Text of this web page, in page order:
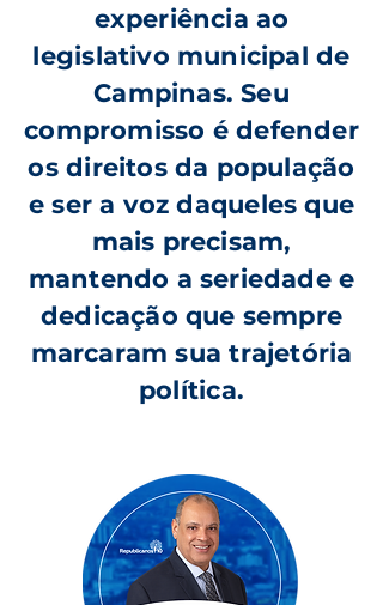
experiência ao
legislativo municipal de
Campinas. Seu
compromisso é defender
os direitos da população
e ser a voz daqueles que
mais precisam,
mantendo a seriedade e
dedicação que sempre
marcaram sua trajetória
política.